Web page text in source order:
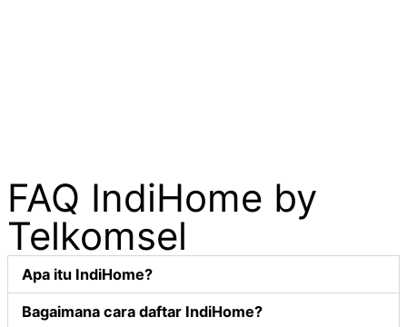
FAQ IndiHome by
Telkomsel
Apa itu IndiHome?
Bagaimana cara daftar IndiHome?